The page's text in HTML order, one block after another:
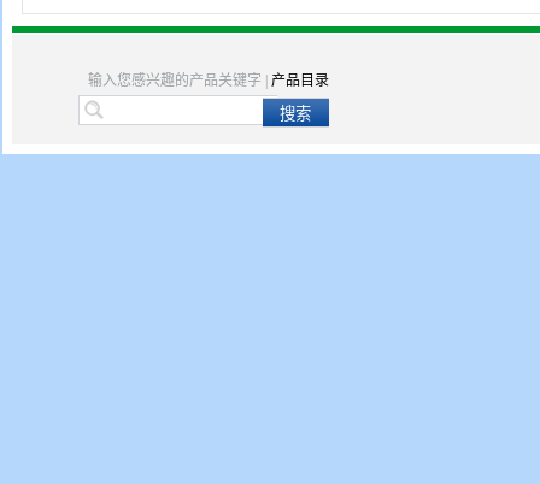
长飞亚全电动ZEII
输入您感兴趣的产品关键字 | 产品目录